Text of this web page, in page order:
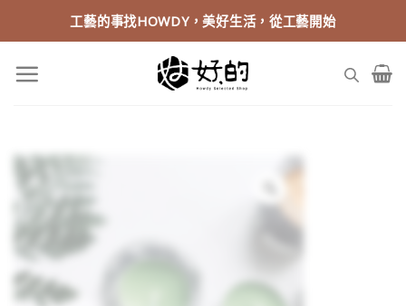
to
content
工藝的事找HOWDY，美好生活，從工藝開始